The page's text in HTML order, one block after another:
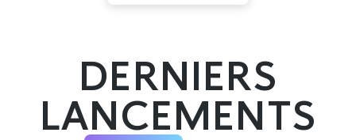
DERNIERS
LANCEMENTS